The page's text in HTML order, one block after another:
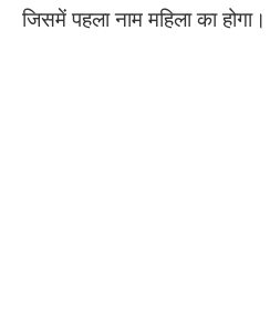
जिसमें पहला नाम महिला का होगा।